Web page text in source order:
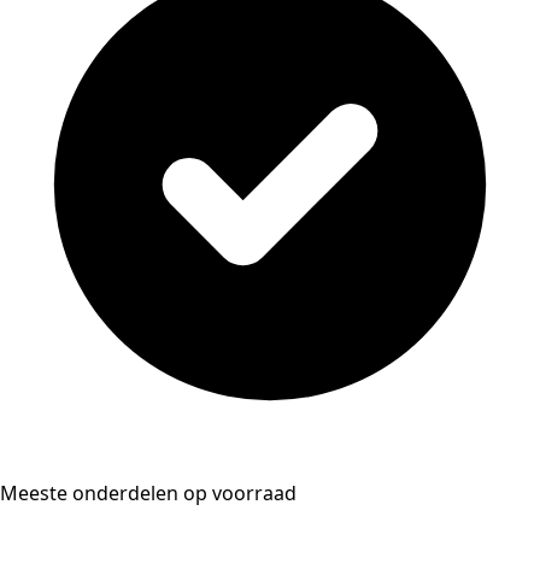
Meeste onderdelen op voorraad